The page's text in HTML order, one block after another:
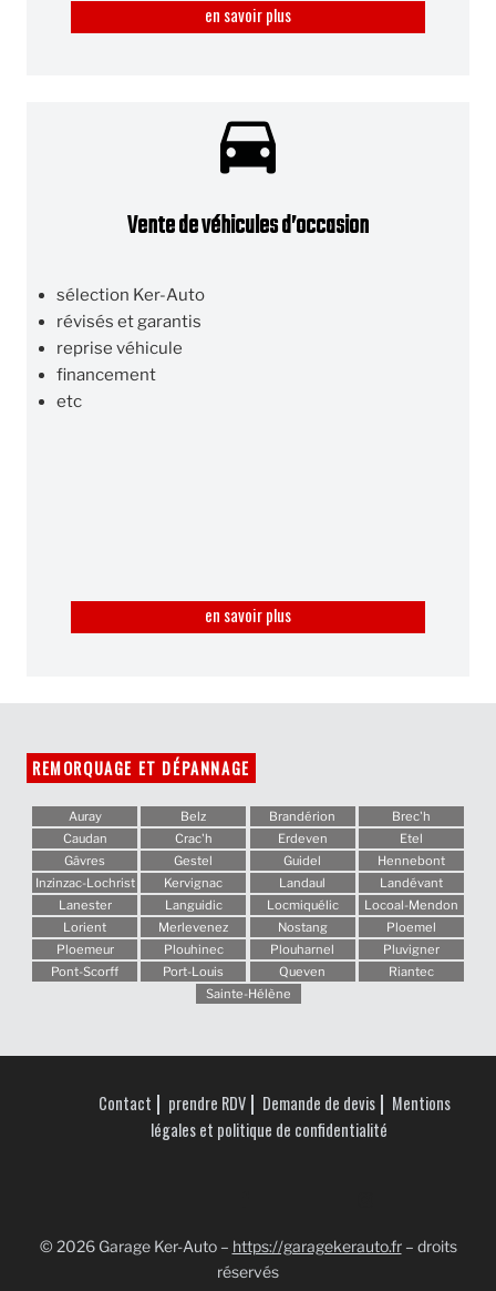
en savoir plus
Vente de véhicules d’occasion
sélection Ker-Auto
révisés et garantis
reprise véhicule
financement
etc
en savoir plus
REMORQUAGE ET DÉPANNAGE
Auray Belz Brandérion
Brec'h
Caudan
Crac'h Erdeven
Etel
Gâvres
Gestel Guidel
Hennebont
Inzinzac-Lochrist
Kervignac Landaul
Landévant
Lanester
Languidic Locmiquélic
Locoal-Mendon
Lorient
Merlevenez Nostang
Ploemel
Ploemeur
Plouhinec Plouharnel
Pluvigner
Pont-Scorff
Port-Louis Queven
Riantec
Sainte-Hélène
Contact prendre RDV Demande de devis
Mentions
légales et politique de confidentialité
© 2026 Garage Ker-Auto – https://garagekerauto.fr– droits
réservés